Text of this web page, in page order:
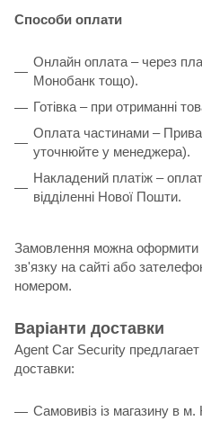
Способи оплати
Онлайн оплата – через
Монобанк тощо).
Готівка – при отриманні
Оплата частинами –
уточнюйте у менеджера).
Накладений платіж –
відділенні Нової Пошти.
Замовлення можна оформити
зв'язку на сайті або
номером.
Варіанти доставки
Agent Car Security
доставки:
Самовивіз із магазину в